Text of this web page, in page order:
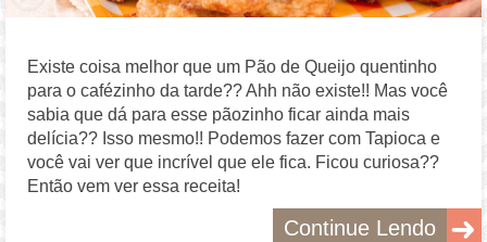
Existe coisa melhor que um Pão de Queijo quentinho
para o cafézinho da tarde?? Ahh não existe!! Mas você
sabia que dá para esse pãozinho ficar ainda mais
delícia?? Isso mesmo!! Podemos fazer com Tapioca e
você vai ver que incrível que ele fica. Ficou curiosa??
Então vem ver essa receita!
Continue Lendo